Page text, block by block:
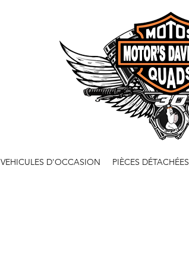
VEHICULES D'OCCASION PIÈCES DÉTACHÉES